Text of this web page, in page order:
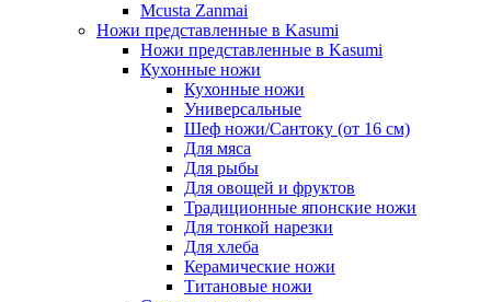
Mcusta Zanmai
Ножи представленные в Kasumi
Ножи представленные в Kasumi
Кухонные ножи
Кухонные ножи
Универсальные
Шеф ножи/Сантоку (от 16 см)
Для мяса
Для рыбы
Для овощей и фруктов
Традиционные японские ножи
Для тонкой нарезки
Для хлеба
Керамические ножи
Титановые ножи